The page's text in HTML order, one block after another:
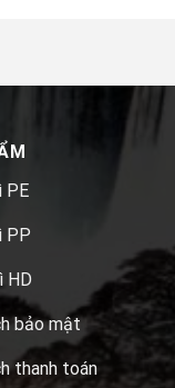
PE
PP
HD
bảo mật
thanh toán